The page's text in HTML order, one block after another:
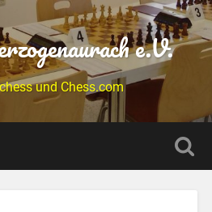
e.V.
und Chess.com